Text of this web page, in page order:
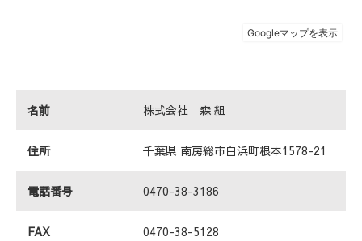
名前 株式会社 森 組
住所 千葉県 南房総市白浜町根本1578-21
電話番号 0470-38-3186
FAX 0470-38-5128